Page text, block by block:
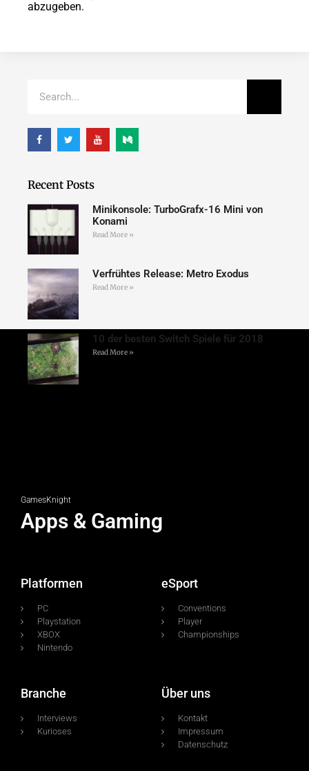
abzugeben.
Recent Posts
Minikonsole: TurboGrafx-16 Mini von
Konami
Read More »
Verfrühtes Release: Metro Exodus
Read More »
10 der besten Switch Spiele für 2018
Read More »
GamesKnight
Apps & Gaming
Platformen
PC
Playstation
XBOX
Nintendo
eSport
Conventions
Player
Championships
Branche
Interviews
Kurioses
Über uns
Kontakt
Impressum
Datenschutz